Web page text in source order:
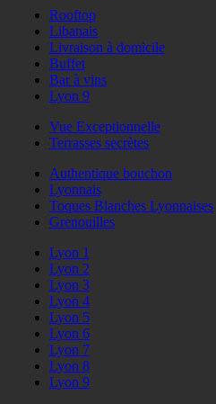
Rooftop
Libanais
Livraison à domicile
Buffet
Bar à vins
Lyon 9
Vue Exceptionnelle
Terrasses secrètes
Authentique bouchon
Lyonnais
Toques Blanches Lyonnaises
Grenouilles
Lyon 1
Lyon 2
Lyon 3
Lyon 4
Lyon 5
Lyon 6
Lyon 7
Lyon 8
Lyon 9